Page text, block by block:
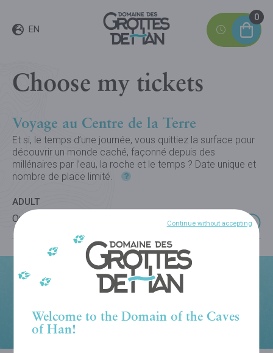
EN
0
Choose my tickets
Voyage au Centre de la Terre
Et si, le temps d’une journée, vous quittiez la surface pour
découvrir un monde caché, façonné depuis des
millénaires par l’eau, la roche et le temps ? Date unique et
nombre de place limité.
ADULT
Online :
Do you have a promo code?
You can redeem it on next page.
Welcome to the Domain of the Caves
of Han!
Continue without accepting